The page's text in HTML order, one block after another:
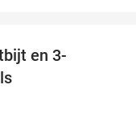
en 3-